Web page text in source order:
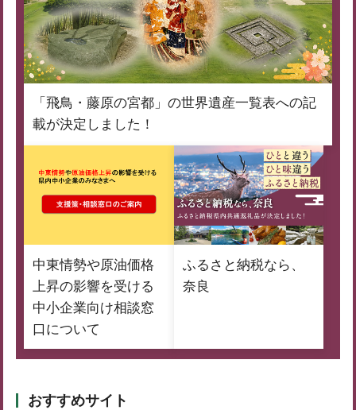
「飛鳥・藤原の宮都」の世界遺産一覧表への記
載が決定しました！
中東情勢や原油価格
上昇の影響を受ける
中小企業向け相談窓
口について
ふるさと納税なら、
奈良
おすすめサイト